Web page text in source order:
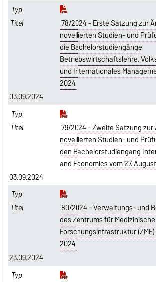
78/2024 - Erste Satzung zur
novellierten Studien- und
die Bachelorstudiengänge
Betriebswirtschaftslehre,
und Internationales
2024
03.09.2024
79/2024 - Zweite Satzung zur
novellierten Studien- und
den Bachelorstudiengang
and Economics vom 27.
03.09.2024
80/2024 - Verwaltungs- und
des Zentrums für Medizinische
Forschungsinfrastruktur (ZMF)
2024
23.09.2024